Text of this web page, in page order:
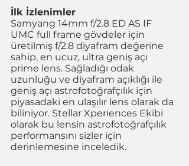
İlk İzlenimler
Samyang 14mm f/2.8 ED AS IF
UMC full frame gövdeler için
üretilmiş f/2.8 diyafram değerine
sahip, en ucuz, ultra geniş açı
prime lens. Sağladığı odak
uzunluğu ve diyafram açıklığı ile
geniş açı astrofotoğrafçılık için
piyasadaki en ulaşılır lens olarak da
biliniyor. Stellar Xperiences Ekibi
olarak bu lensin astrofotoğrafçılık
performansını sizler için
derinlemesine inceledik.